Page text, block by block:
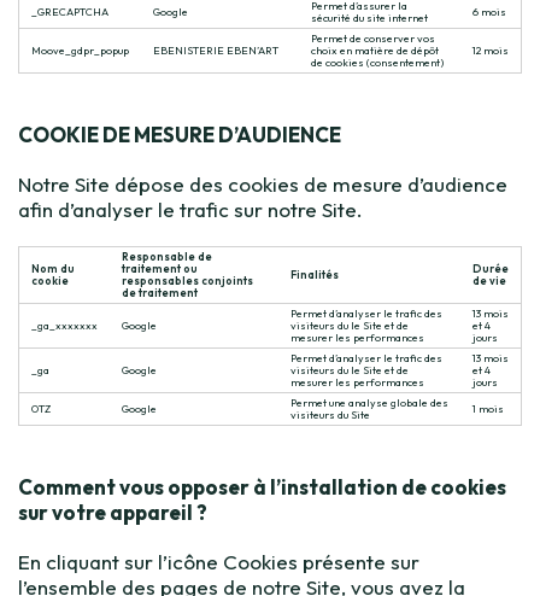
_GRECAPTCHA Google
Permet d’assurer la
sécurité du site internet
6 mois
Moove_gdpr_popup EBENISTERIE EBEN’ART
Permet de conserver vos
choix en matière de dépôt
de cookies (consentement)
12 mois
COOKIE DE MESURE D’AUDIENCE
Notre Site dépose des cookies de mesure d’audience
afin d’analyser le trafic sur notre Site.
Nom du
cookie
Responsable de
traitement ou
responsables conjoints
de traitement
Finalités
Durée
de vie
_ga_xxxxxxx Google
Permet d’analyser le trafic des
visiteurs du le Site et de
mesurer les performances
13 mois
et 4
jours
_ga Google
Permet d’analyser le trafic des
visiteurs du le Site et de
mesurer les performances
13 mois
et 4
jours
OTZ
Google
Permet une analyse globale des
visiteurs du Site
1 mois
Comment vous opposer à l’installation de cookies
sur votre appareil ?
En cliquant sur l’icône Cookies présente sur
l’ensemble des pages de notre Site, vous avez la